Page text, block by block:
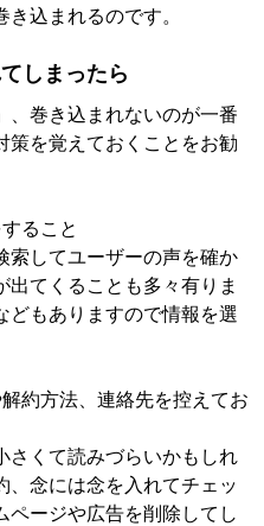
込まれるのです。
しまったら
巻き込まれないのが一番
策を覚えておくことをお勧
ること
してユーザーの声を確か
てくることも多々有りま
どもありますので情報を選
約方法、連絡先を控えてお
くて読みづらいかもしれ
、念には念を入れてチェッ
ページや広告を削除してし